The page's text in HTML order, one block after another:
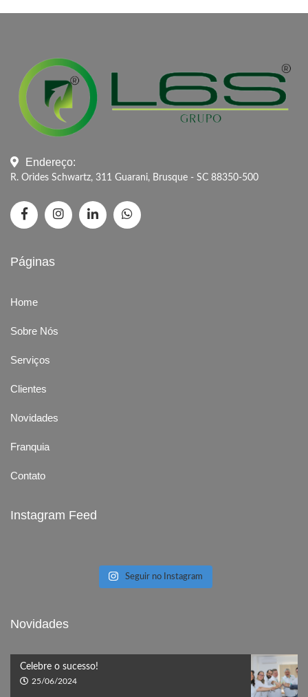
Endereço:
R. Orides Schwartz, 311 Guarani, Brusque - SC 88350-500
Páginas
Home
Sobre Nós
Serviços
Clientes
Novidades
Franquia
Contato
Instagram Feed
Seguir no Instagram
Novidades
Celebre o sucesso!
25/06/2024